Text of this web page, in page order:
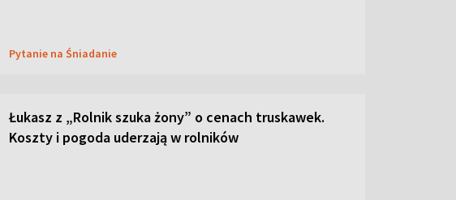
Pytanie na Śniadanie
Łukasz z „Rolnik szuka żony” o cenach truskawek.
Koszty i pogoda uderzają w rolników